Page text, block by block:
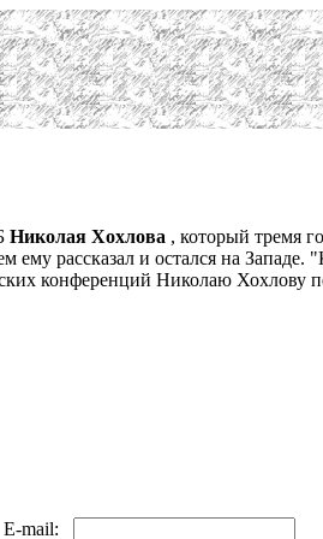
Николая Хохлова , который тремя
рассказал и остался на
конференций Николаю Хохлову
mail: